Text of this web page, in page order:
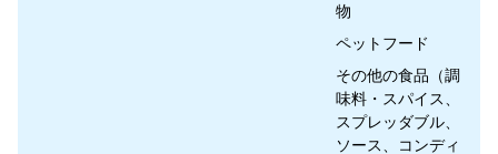
物
ペットフード
その他の食品（調
味料・スパイス、
スプレッダブル、
ソース、コンディ